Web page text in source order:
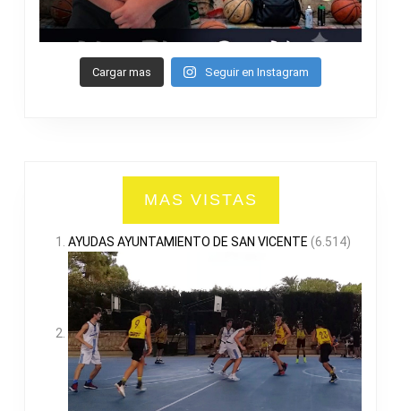
Cargar mas Seguir en Instagram
MAS VISTAS
AYUDAS AYUNTAMIENTO DE SAN VICENTE (6.514)